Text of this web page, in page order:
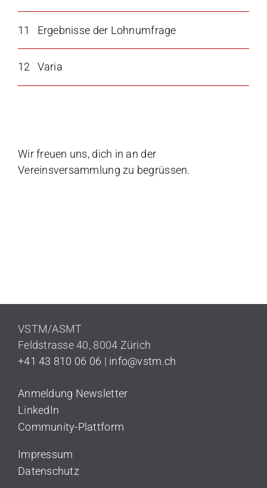
11 Ergebnisse der Lohnumfrage
12 Varia
Wir freuen uns, dich in an der
Vereinsversammlung zu begrüssen.
VSTM/ASMT
Feldstrasse 40, 8004 Zürich
+41 43 810 06 06 | info@vstm.ch
Anmeldung Newsletter
LinkedIn
Community-Plattform
Impressum
Datenschutz